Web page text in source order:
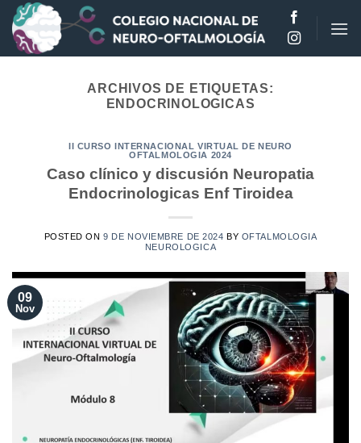
Saltar
contenido
ARCHIVOS DE ETIQUETAS:
ENDOCRINOLOGICAS
II CURSO INTERNACIONAL VIRTUAL DE NEURO
OFTALMOLOGIA 2024
Caso clínico y discusión Neuropatia
Endocrinologicas Enf Tiroidea
POSTED ON9 DE NOVIEMBRE DE 2024 BY OFTALMOLOGIA
NEUROLOGICA
09
Nov